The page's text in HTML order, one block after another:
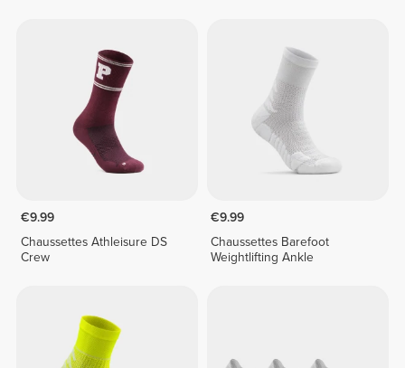
€9.99
Chaussettes Athleisure DS
Crew
€9.99
Chaussettes Barefoot
Weightlifting Ankle